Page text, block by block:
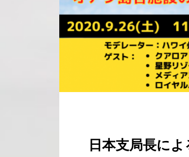
日本支局長に